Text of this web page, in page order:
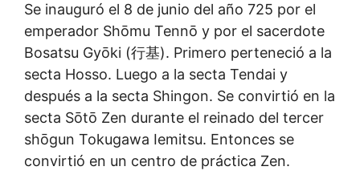
Se inauguró el 8 de junio del año 725 por el
emperador Shōmu Tennō y por el sacerdote
Bosatsu Gyōki (行基). Primero perteneció a la
secta Hosso. Luego a la secta Tendai y
después a la secta Shingon. Se convirtió en la
secta Sōtō Zen durante el reinado del tercer
shōgun Tokugawa Iemitsu. Entonces se
convirtió en un centro de práctica Zen.